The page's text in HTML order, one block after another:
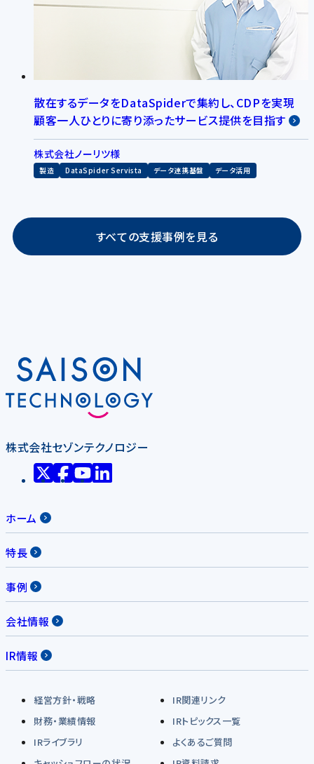
散在するデータをDataSpiderで集約し、CDPを実現
顧客一人ひとりに寄り添ったサービス提供を目指す
株式会社ノーリツ様
製造 DataSpider Servista データ連携基盤 データ活用
すべての支援事例を見る
株式会社セゾンテクノロジー
ホーム
特長
事例
会社情報
IR情報
経営方針・戦略
IR関連リンク
財務・業績情報
IRトピックス一覧
IRライブラリ
よくあるご質問